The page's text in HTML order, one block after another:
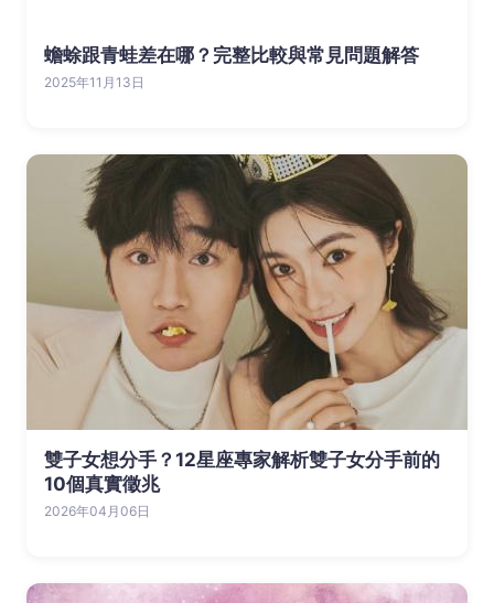
蟾蜍跟青蛙差在哪？完整比較與常見問題解答
2025年11月13日
雙子女想分手？12星座專家解析雙子女分手前的
10個真實徵兆
2026年04月06日